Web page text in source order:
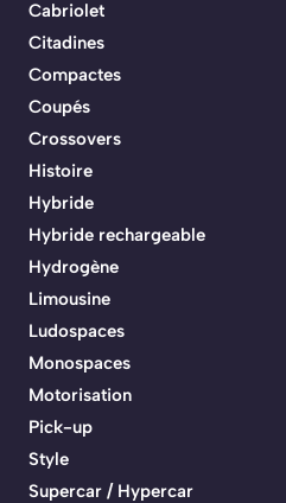
Cabriolet
Citadines
Compactes
Coupés
Crossovers
Histoire
Hybride
Hybride rechargeable
Hydrogène
Limousine
Ludospaces
Monospaces
Motorisation
Pick-up
Style
Supercar / Hypercar